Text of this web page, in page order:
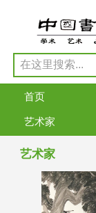
首页
艺术家
艺术家